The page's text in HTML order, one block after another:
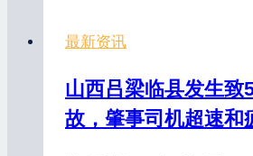
最新资讯
山西吕梁临县发生致
故，肇事司机超速和